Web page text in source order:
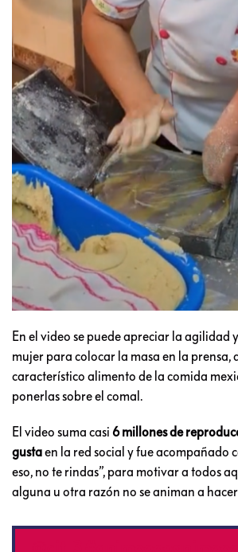
En el video se puede apreciar la agilidad
mujer para colocar la masa en la prensa,
característico alimento de la comida
ponerlas sobre el comal.
El video suma casi 6 millones de
gustaen la red social y fue acompañado
eso, no te rindas”, para motivar a todos
alguna u otra razón no se animan a hacer